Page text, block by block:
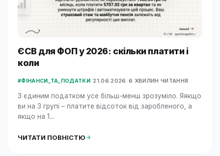
ЄСВ для ФОП у 2026: скільки платити і
коли
#ФІНАНСИ_ТА_ПОДАТКИ 21.06.2026 6 ХВИЛИН ЧИТАННЯ
З єдиним податком усе більш-менш зрозуміло. Яякщо
ви на 3 групі – платите відсоток від заробленого, а
якщо на 1...
ЧИТАТИ ПОВНІСТЮ